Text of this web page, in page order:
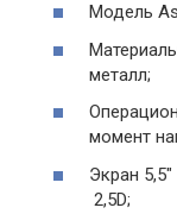
Модель
металл;
момент
Экран
2,5D;